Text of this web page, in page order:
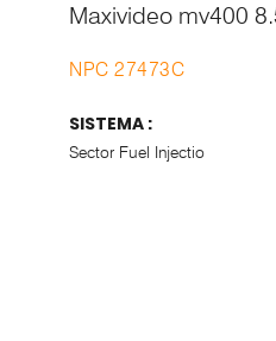
Maxivideo mv400
NPC 27473C
SISTEMA :
Sector Fuel Injectio